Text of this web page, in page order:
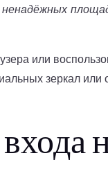
или
зеркал или